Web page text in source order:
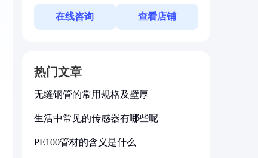
在线咨询 查看店铺
热门文章
无缝钢管的常用规格及壁厚
生活中常见的传感器有哪些呢
PE100管材的含义是什么